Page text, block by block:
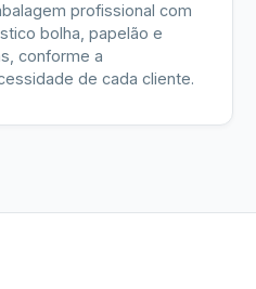
profissional com
bolha, papelão e
conforme a
de cada cliente.